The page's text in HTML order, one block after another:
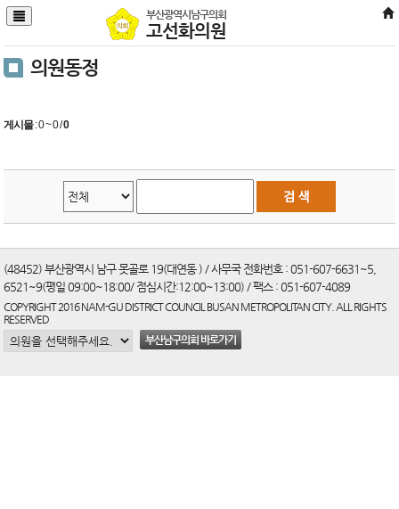
본문바로가기
부산광역시남구의회
고선화의원
의원동정
게시물:0 ~ 0/0
(48452) 부산광역시 남구 못골로 19(대연동 ) / 사무국 전화번호 : 051-607-6631~5,
6521~9(평일 09:00~18:00/ 점심시간:12:00~13:00) / 팩스 : 051-607-4089
COPYRIGHT 2016 NAM-GU DISTRICT COUNCIL BUSAN METROPOLITAN CITY. ALL RIGHTS
RESERVED
부산남구의회 바로가기